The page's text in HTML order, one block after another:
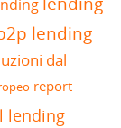
lending
dal
report
lending